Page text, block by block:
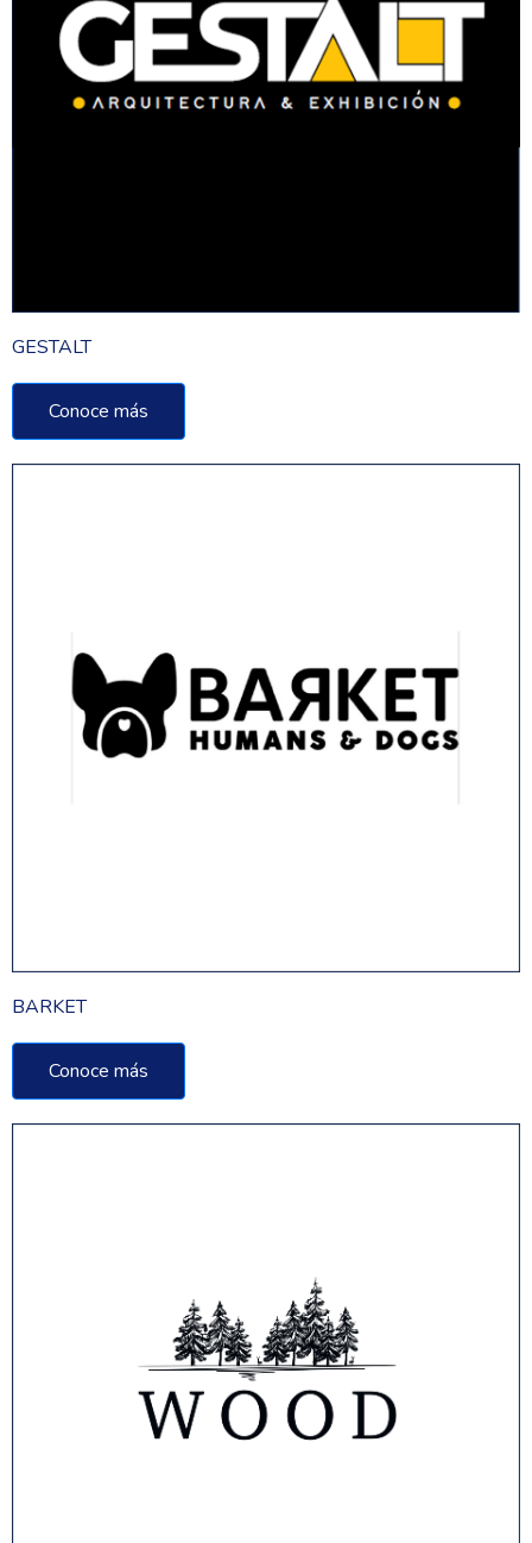
GESTALT
Conoce más
BARKET
Conoce más